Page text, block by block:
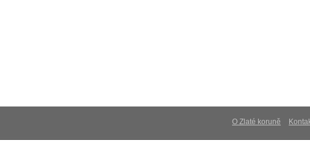
O Zlaté koruně